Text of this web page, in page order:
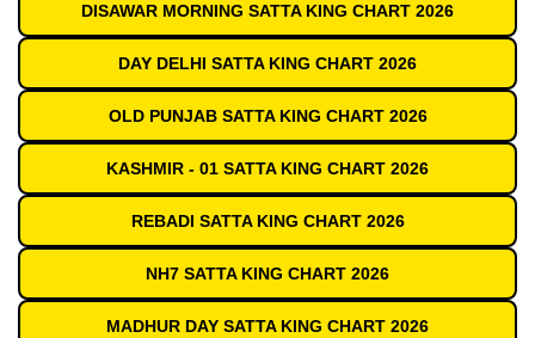
DISAWAR MORNING SATTA KING CHART 2026
DAY DELHI SATTA KING CHART 2026
OLD PUNJAB SATTA KING CHART 2026
KASHMIR - 01 SATTA KING CHART 2026
REBADI SATTA KING CHART 2026
NH7 SATTA KING CHART 2026
MADHUR DAY SATTA KING CHART 2026